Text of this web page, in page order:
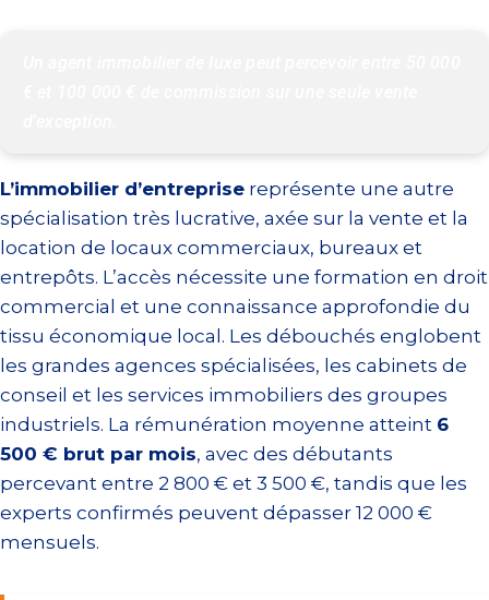
L’immobilier d’entreprise représente une autre
spécialisation très lucrative, axée sur la vente et la
location de locaux commerciaux, bureaux et
entrepôts. L’accès nécessite une formation en droit
commercial et une connaissance approfondie du
tissu économique local. Les débouchés englobent
les grandes agences spécialisées, les cabinets de
conseil et les services immobiliers des groupes
industriels. La rémunération moyenne atteint 6
500 € brut par mois, avec des débutants
percevant entre 2 800 € et 3 500 €, tandis que les
experts confirmés peuvent dépasser 12 000 €
mensuels.